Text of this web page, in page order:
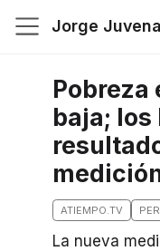
Jorge
Pobreza
baja;
ATIEMPO.TV
La nueva